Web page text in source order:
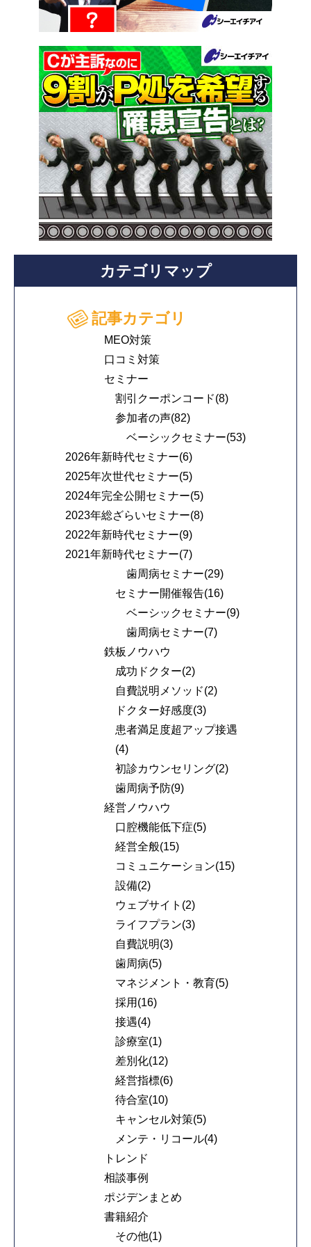
カテゴリマップ
記事カテゴリ
MEO対策
口コミ対策
セミナー
割引クーポンコード(8)
参加者の声(82)
ベーシックセミナー(53)
2026年新時代セミナー(6)
2025年次世代セミナー(5)
2024年完全公開セミナー(5)
2023年総ざらいセミナー(8)
2022年新時代セミナー(9)
2021年新時代セミナー(7)
歯周病セミナー(29)
セミナー開催報告(16)
ベーシックセミナー(9)
歯周病セミナー(7)
鉄板ノウハウ
成功ドクター(2)
自費説明メソッド(2)
ドクター好感度(3)
患者満足度超アップ接遇
(4)
初診カウンセリング(2)
歯周病予防(9)
経営ノウハウ
口腔機能低下症(5)
経営全般(15)
コミュニケーション(15)
設備(2)
ウェブサイト(2)
ライフプラン(3)
自費説明(3)
歯周病(5)
マネジメント・教育(5)
採用(16)
接遇(4)
診療室(1)
差別化(12)
経営指標(6)
待合室(10)
キャンセル対策(5)
メンテ・リコール(4)
トレンド
相談事例
ポジデンまとめ
書籍紹介
その他(1)